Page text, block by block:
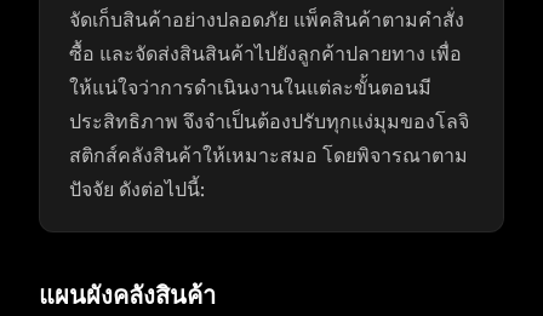
จัดเก็บสินค้าอย่างปลอดภัย แพ็คสินค้าตามคำสั่ง
ซื้อ และจัดส่งสินสินค้าไปยังลูกค้าปลายทาง เพื่อ
ให้แน่ใจว่าการดำเนินงานในแต่ละขั้นตอนมี
ประสิทธิภาพ จึงจำเป็นต้องปรับทุกแง่มุมของโลจิ
สติกส์คลังสินค้าให้เหมาะสมอ โดยพิจารณาตาม
ปัจจัย ดังต่อไปนี้:
แผนผังคลังสินค้า